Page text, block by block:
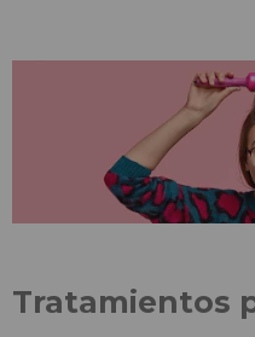
Tratamientos